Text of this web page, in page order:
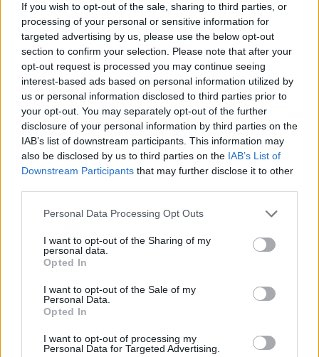
If you wish to opt-out of the sale, sharing to third parties, or
processing of your personal or sensitive information for
targeted advertising by us, please use the below opt-out
section to confirm your selection. Please note that after your
opt-out request is processed you may continue seeing
interest-based ads based on personal information utilized by
us or personal information disclosed to third parties prior to
your opt-out. You may separately opt-out of the further
disclosure of your personal information by third parties on the
IAB’s list of downstream participants. This information may
also be disclosed by us to third parties on the IAB’s List of
Downstream Participants that may further disclose it to other
Personal Data Processing Opt Outs
I want to opt-out of the Sharing of my
personal data.
Opted In
I want to opt-out of the Sale of my
Personal Data.
Opted In
I want to opt-out of processing my
Personal Data for Targeted Advertising.
përfundon në nënkalim,
plagoset drejtuesi
Esim for Global
Esim for USA|Esim for Italy| Esim for Spain|Esim
for Turkey|Esim for Germany|Esim for Greece|